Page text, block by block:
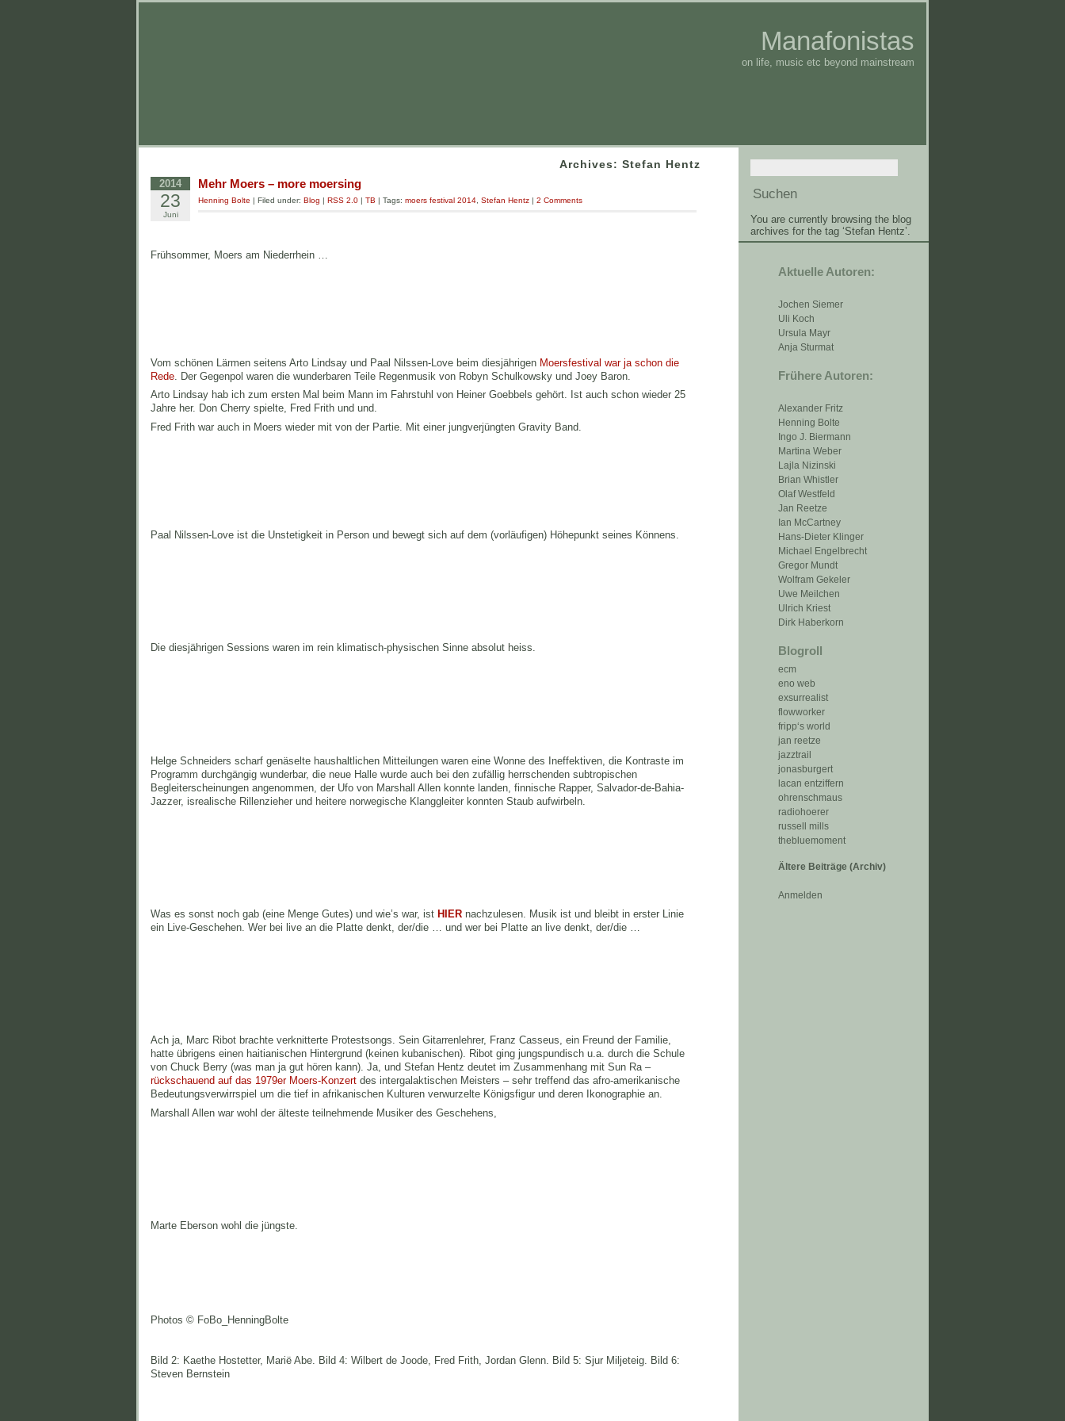
Manafonistas
on life, music etc beyond mainstream
You are currently browsing the blog
archives for the tag ‘Stefan Hentz’.
Aktuelle Autoren:
Jochen Siemer
Uli Koch
Ursula Mayr
Anja Sturmat
Frühere Autoren:
Alexander Fritz
Henning Bolte
Ingo J. Biermann
Martina Weber
Lajla Nizinski
Brian Whistler
Olaf Westfeld
Jan Reetze
Ian McCartney
Hans-Dieter Klinger
Michael Engelbrecht
Gregor Mundt
Wolfram Gekeler
Uwe Meilchen
Ulrich Kriest
Dirk Haberkorn
Blogroll
ecm
eno web
exsurrealist
flowworker
fripp‘s world
jan reetze
jazztrail
jonasburgert
lacan entziffern
ohrenschmaus
radiohoerer
russell mills
thebluemoment
Ältere Beiträge (Archiv)
Anmelden
Archives: Stefan Hentz
2014
23
Juni
Mehr Moers – more moersing
Henning Bolte | Filed under: Blog | RSS 2.0 | TB | Tags: moers festival 2014 Stefan Hentz | 2 Comments
Frühsommer, Moers am Niederrhein …
Vom schönen Lärmen seitens Arto Lindsay und Paal Nilssen-Love beim diesjährigen Moersfestival war ja schon die
Rede. Der Gegenpol waren die wunderbaren Teile Regenmusik von Robyn Schulkowsky und Joey Baron.
Arto Lindsay hab ich zum ersten Mal beim Mann im Fahrstuhl von Heiner Goebbels gehört. Ist auch schon wieder 25
Jahre her. Don Cherry spielte, Fred Frith und und.
Fred Frith war auch in Moers wieder mit von der Partie. Mit einer jungverjüngten Gravity Band.
Paal Nilssen-Love ist die Unstetigkeit in Person und bewegt sich auf dem (vorläufigen) Höhepunkt seines Könnens.
Die diesjährigen Sessions waren im rein klimatisch-physischen Sinne absolut heiss.
Helge Schneiders scharf genäselte haushaltlichen Mitteilungen waren eine Wonne des Ineffektiven, die Kontraste im
Programm durchgängig wunderbar, die neue Halle wurde auch bei den zufällig herrschenden subtropischen
Begleiterscheinungen angenommen, der Ufo von Marshall Allen konnte landen, finnische Rapper, Salvador-de-Bahia-
Jazzer, isrealische Rillenzieher und heitere norwegische Klanggleiter konnten Staub aufwirbeln.
Was es sonst noch gab (eine Menge Gutes) und wie’s war, ist HIER nachzulesen. Musik ist und bleibt in erster Linie
ein Live-Geschehen. Wer bei live an die Platte denkt, der/die … und wer bei Platte an live denkt, der/die …
Ach ja, Marc Ribot brachte verknitterte Protestsongs. Sein Gitarrenlehrer, Franz Casseus, ein Freund der Familie,
hatte übrigens einen haitianischen Hintergrund (keinen kubanischen). Ribot ging jungspundisch u.a. durch die Schule
von Chuck Berry (was man ja gut hören kann). Ja, und Stefan Hentz deutet im Zusammenhang mit Sun Ra –
rückschauend auf das 1979er Moers-Konzert des intergalaktischen Meisters – sehr treffend das afro-amerikanische
Bedeutungsverwirrspiel um die tief in afrikanischen Kulturen verwurzelte Königsfigur und deren Ikonographie an.
Marshall Allen war wohl der älteste teilnehmende Musiker des Geschehens,
Marte Eberson wohl die jüngste.
Photos © FoBo_HenningBolte
Bild 2: Kaethe Hostetter, Marië Abe. Bild 4: Wilbert de Joode, Fred Frith, Jordan Glenn. Bild 5: Sjur Miljeteig. Bild 6:
Steven Bernstein